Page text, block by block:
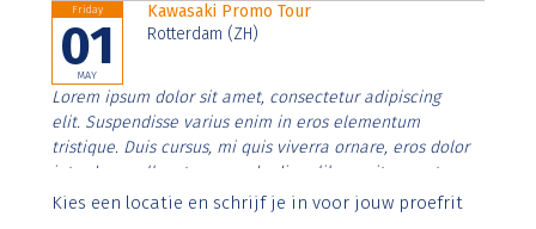
Friday
01
MAY
Kawasaki Promo Tour
Rotterdam (ZH)
Lorem ipsum dolor sit amet, consectetur adipiscing
elit. Suspendisse varius enim in eros elementum
tristique. Duis cursus, mi quis viverra ornare, eros dolor
interdum nulla, ut commodo diam libero vitae erat.
Aenean faucibus nibh et justo cursus id rutrum lorem
Kies een locatie en schrijf je in voor jouw proefrit